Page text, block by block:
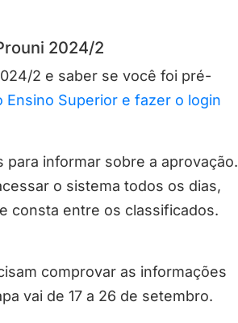
2024/2
2 e saber se você foi pré-
Ensino Superior e fazer o login
para informar sobre a aprovação.
o sistema todos os dias,
consta entre os classificados.
comprovar as informações
vai de 17 a 26 de setembro.